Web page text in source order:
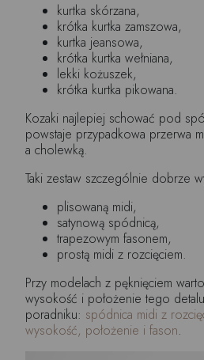
kurtka skórzana,
krótka kurtka zamszowa,
kurtka jeansowa,
krótka kurtka wełniana,
lekki kożuszek,
krótka kurtka pikowana.
Kozaki najlepiej schować pod
powstaje przypadkowa przerwa
a cholewką.
Taki zestaw szczególnie dobrze
plisowaną midi,
satynową spódnicą,
trapezowym fasonem,
prostą midi z rozcięciem.
Przy modelach z pęknięciem
wysokość i położenie tego
poradniku: spódnica midi z
wysokość, położenie i fason.